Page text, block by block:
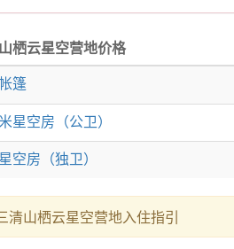
栖云星空营地价格
篷
星空房（公卫）
空房（独卫）
清山栖云星空营地入住指引